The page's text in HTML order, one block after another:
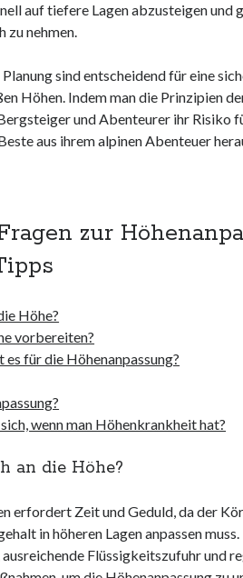
auf tiefere Lagen abzusteigen und
zu nehmen.
sind entscheidend für eine
Höhen. Indem man die Prinzipien
und Abenteurer ihr Risiko
aus ihrem alpinen Abenteuer
zur
Höhe?
vorbereiten?
für die Höhenanpassung?
wenn man Höhenkrankheit hat?
an die Höhe?
erfordert Zeit und Geduld, da der
in höheren Lagen anpassen
ausreichende Flüssigkeitszufuhr und